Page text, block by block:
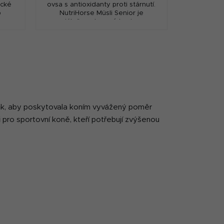
ovsa s antioxidanty proti stárnutí.
NutriHorse Müsli Senior je
speciálně sestavené krmivo pro
aby poskytovala koním vyvážený poměr
pro sportovní koně, kteří potřebují zvýšenou